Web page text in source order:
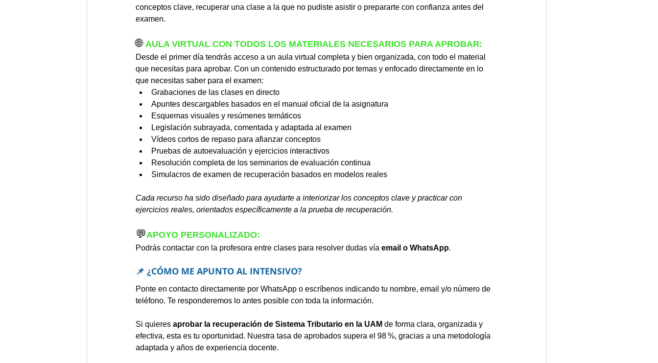
conceptos clave, recuperar una clase a la que no pudiste asistir o prepararte con confianza antes del
examen.
🌐 AULA VIRTUAL CON TODOS LOS MATERIALES NECESARIOS PARA APROBAR:
Desde el primer día tendrás acceso a un aula virtual completa y bien organizada, con todo el material
que necesitas para aprobar. Con un contenido estructurado por temas y enfocado directamente en lo
que necesitas saber para el examen:
Grabaciones de las clases en directo
Apuntes descargables basados en el manual oficial de la asignatura
Esquemas visuales y resúmenes temáticos
Legislación subrayada, comentada y adaptada al examen
Vídeos cortos de repaso para afianzar conceptos
Pruebas de autoevaluación y ejercicios interactivos
Resolución completa de los seminarios de evaluación continua
Simulacros de examen de recuperación basados en modelos reales
Cada recurso ha sido diseñado para ayudarte a interiorizar los conceptos clave y practicar con
ejercicios reales, orientados específicamente a la prueba de recuperación.
💬APOYO PERSONALIZADO:
Podrás contactar con la profesora entre clases para resolver dudas vía email o WhatsApp.
📌 ¿CÓMO ME APUNTO AL INTENSIVO?
Ponte en contacto directamente por WhatsApp o escríbenos indicando tu nombre, email y/o número de
teléfono. Te responderemos lo antes posible con toda la información.
Si quieres aprobar la recuperación de Sistema Tributario en la UAM de forma clara, organizada y
efectiva, esta es tu oportunidad. Nuestra tasa de aprobados supera el 98 %, gracias a una metodología
adaptada y años de experiencia docente.